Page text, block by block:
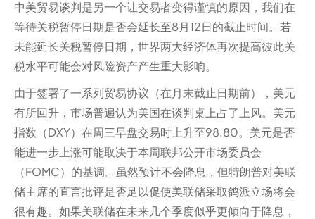
中美贸易谈判是另一个让交易者变得谨慎的原因，我们在
等待关税暂停日期是否会延长至8月12日的截止时间。若
未能延长关税暂停日期，世界两大经济体再次提高彼此关
税水平可能会对风险资产产生重大影响。
由于签署了一系列贸易协议（在月末截止日期前），美元
有所回升，市场普遍认为美国在谈判桌上占了上风。美元
指数（DXY）在周三早盘交易时上升至98.80。美元是否
能进一步上涨可能取决于本周联邦公开市场委员会
（FOMC）的基调。虽然预计不会降息，但特朗普对美联
储主席的直言批评是否足以促使美联储采取鸽派立场将会
很有趣。如果美联储在未来几个季度似乎更倾向于降息，